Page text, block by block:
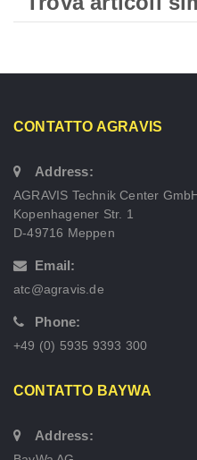
CONTATTO AGRAVIS
Address:
AGRAVIS Technik Center
Kopenhagener Str. 1
D-49716 Meppen
Email:
atc@agravis.de
Phone:
+49 (0) 5935 9393 300
CONTATTO BAYWA
Address: